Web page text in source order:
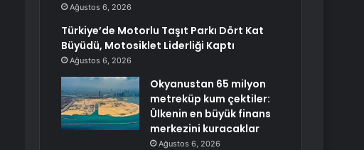
Ağustos 6, 2026
Türkiye’de Motorlu Taşıt Parkı Dört Kat
Büyüdü, Motosiklet Liderliği Kaptı
Ağustos 6, 2026
Okyanustan 65 milyon
metreküp kum çektiler:
Ülkenin en büyük finans
merkezini kuracaklar
Ağustos 6, 2026